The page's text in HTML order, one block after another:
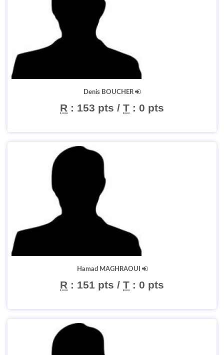
Denis BOUCHER
R : 153 pts / T : 0 pts
Hamad MAGHRAOUI
R : 151 pts / T : 0 pts